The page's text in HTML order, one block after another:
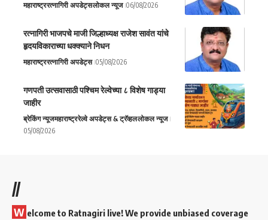
महाराष्ट्ररत्नागिरी अपडेट्सलोकल न्यूज 06/08/2026
रत्नागिरी भाजपचे माजी जिल्हाध्यक्ष राजेश सावंत यांचे
हृदयविकाराच्या धक्क्याने निधन
महाराष्ट्ररत्नागिरी अपडेट्स 05/08/2026
गणपती उत्सवासाठी पश्चिम रेल्वेच्या ८ विशेष गाड्या
जाहीर
ब्रेकिंग न्यूजमहाराष्ट्ररेल्वे अपडेट्स & ट्रॅव्हललोकल न्यूज
05/08/2026
//
W elcome to Ratnagiri live! We provide unbiased coverage